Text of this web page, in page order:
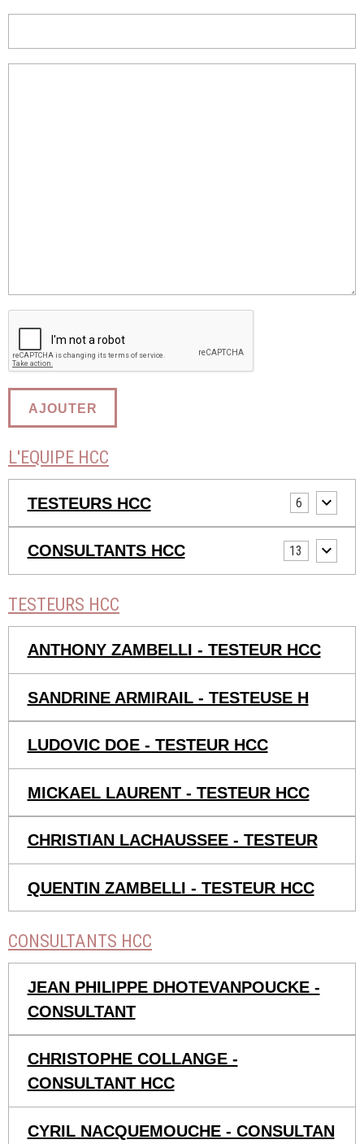
AJOUTER
L'EQUIPE HCC
TESTEURS HCC 6
CONSULTANTS HCC 13
TESTEURS HCC
ANTHONY ZAMBELLI - TESTEUR HCC
SANDRINE ARMIRAIL - TESTEUSE H
LUDOVIC DOE - TESTEUR HCC
MICKAEL LAURENT - TESTEUR HCC
CHRISTIAN LACHAUSSEE - TESTEUR
QUENTIN ZAMBELLI - TESTEUR HCC
CONSULTANTS HCC
JEAN PHILIPPE DHOTEVANPOUCKE -
CONSULTANT
CHRISTOPHE COLLANGE -
CONSULTANT HCC
CYRIL NACQUEMOUCHE - CONSULTAN